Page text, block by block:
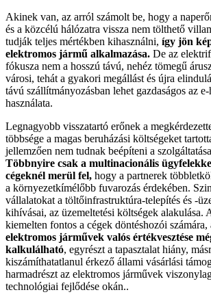
Akinek van, az arról számolt be, hogy a
és a közcélú hálózatra vissza nem tölthető
tudják teljes mértékben kihasználni, így jön
elektromos jármű alkalmazása. De az
fókusza nem a hosszú távú, nehéz tömegű
városi, tehát a gyakori megállást és újra
távú szállítmányozásban lehet gazdaságos az
használata.
Legnagyobb visszatartó erőnek a
többsége a magas beruházási költségeket
jellemzően nem tudnak beépíteni a
Többnyire csak a multinacionális
cégeknél merül fel, hogy a partnerek
a környezetkímélőbb fuvarozás érdekében.
vállalatokat a töltőinfrastruktúra-telepítés és -
kihívásai, az üzemeltetési költségek alakulása.
kiemelten fontos a cégek döntéshozói számára,
elektromos járművek valós értékvesztése
kalkulálható, egyrészt a tapasztalat hiány,
kiszámíthatatlanul érkező állami vásárlási
harmadrészt az elektromos járművek
technológiai fejlődése okán..